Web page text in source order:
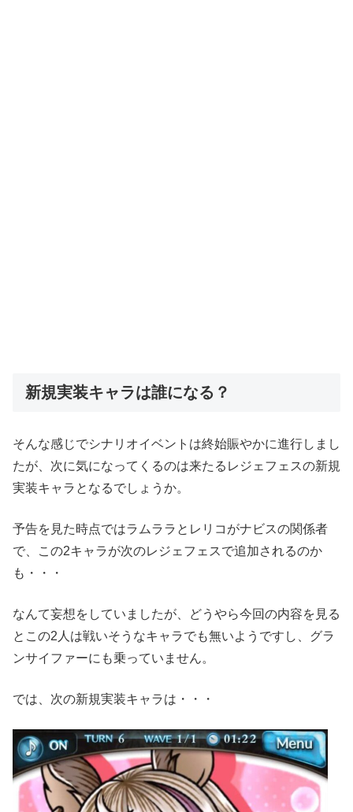
新規実装キャラは誰になる？
そんな感じでシナリオイベントは終始賑やかに進行しまし
たが、次に気になってくるのは来たるレジェフェスの新規
実装キャラとなるでしょうか。
予告を見た時点ではラムララとレリコがナビスの関係者
で、この2キャラが次のレジェフェスで追加されるのか
も・・・
なんて妄想をしていましたが、どうやら今回の内容を見る
とこの2人は戦いそうなキャラでも無いようですし、グラ
ンサイファーにも乗っていません。
では、次の新規実装キャラは・・・